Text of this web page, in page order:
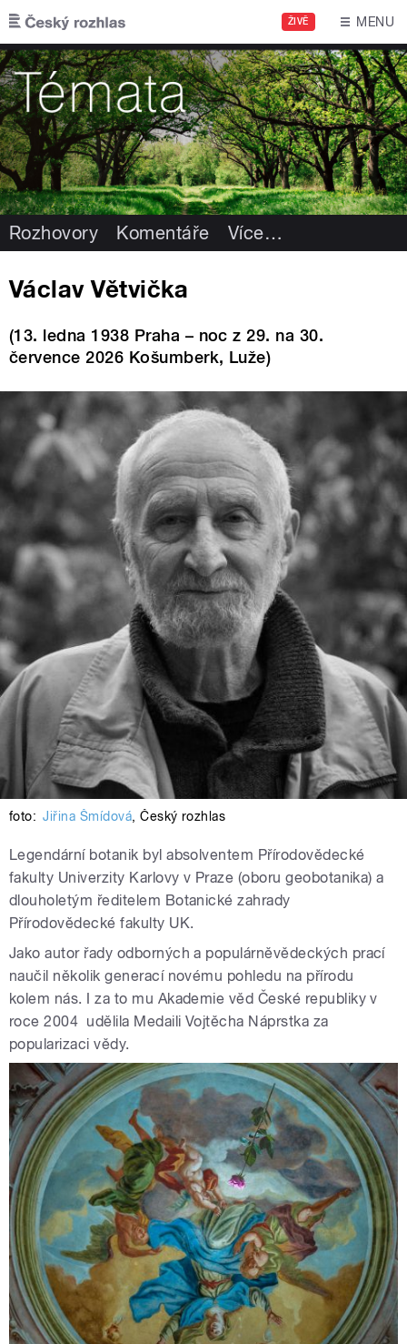
Přejít k hlavnímu obsahu
ŽIVĚ MENU
Rozhovory Komentáře Více…
Václav Větvička
(13. ledna 1938 Praha – noc z 29. na 30.
července 2026 Košumberk, Luže)
foto: Jiřina Šmídová,Český rozhlas
Legendární botanik byl absolventem Přírodovědecké
fakulty Univerzity Karlovy v Praze (oboru geobotanika) a
dlouholetým ředitelem Botanické zahrady
Přírodovědecké fakulty UK.
Jako autor řady odborných a populárněvědeckých prací
naučil několik generací novému pohledu na přírodu
kolem nás. I za to mu Akademie věd České republiky v
roce 2004 udělila Medaili Vojtěcha Náprstka za
popularizaci vědy.